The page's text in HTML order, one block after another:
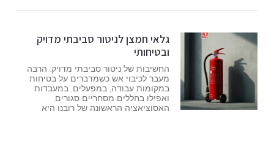
גלאי חמצן לניטור סביבתי מדויק
ובטיחותי
החשיבות של ניטור סביבתי מדויק: הרבה
מעבר לכיבוי אש כשמדברים על בטיחות
במקומות עבודה, במפעלים, במעבדות
ואפילו בחללים מסחריים סגורים,
האסוציאציה הראשונה של רובנו היא